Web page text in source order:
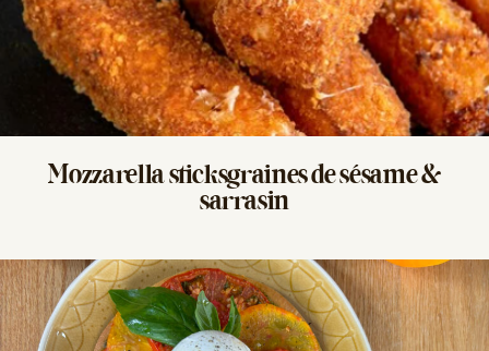
Mozzarella sticksgraines de sésame &
sarrasin